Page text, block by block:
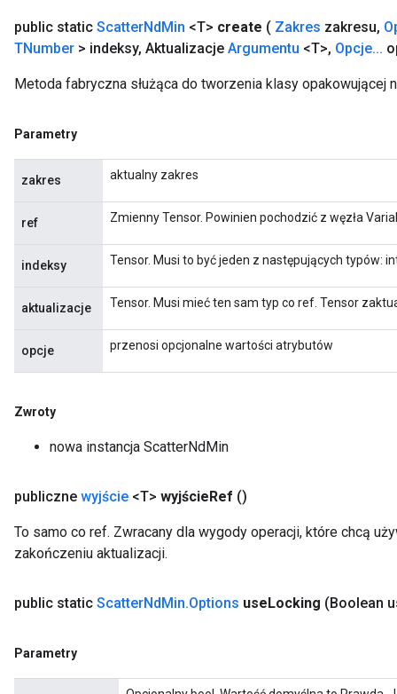
public static ScatterNdMin <T> create ( Zakres zakresu,
TNumber > indeksy, Aktualizacje Argumentu <T>, Opcje...
Metoda fabryczna służąca do tworzenia klasy opakowującej
Parametry
zakres aktualny zakres
ref Zmienny Tensor. Powinien pochodzić z węzła
indeksy Tensor. Musi to być jeden z następujących typów:
aktualizacje Tensor. Musi mieć ten sam typ co ref. Tensor
opcje przenosi opcjonalne wartości atrybutów
Zwroty
nowa instancja ScatterNdMin
publiczne wyjście <T> wyjścieRef ()
To samo co ref. Zwracany dla wygody operacji, które chcą
zakończeniu aktualizacji.
public static ScatterNdMin.Options useLocking (Boolean
Parametry